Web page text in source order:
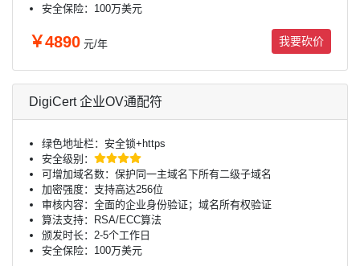
安全保险：100万美元
￥4890 元/年 我要砍价
DigiCert 企业OV通配符
绿色地址栏：安全锁+https
安全级别：
可增加域名数：保护同一主域名下所有二级子域名
加密强度：支持高达256位
审核内容：全面的企业身份验证；域名所有权验证
算法支持：RSA/ECC算法
颁发时长：2-5个工作日
安全保险：100万美元